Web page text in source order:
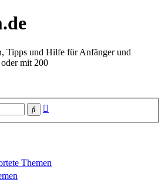
Tipps und Hilfe für Anfänger und
mit 200
Suche
Themen